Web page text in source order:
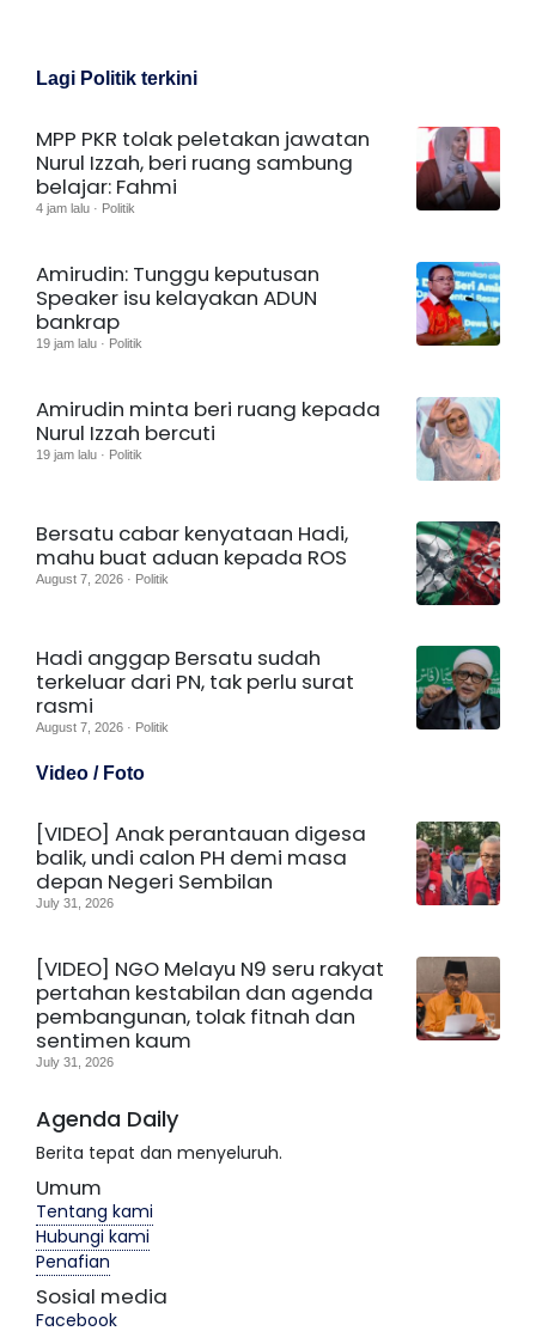
Lagi Politik terkini
MPP PKR tolak peletakan jawatan
Nurul Izzah, beri ruang sambung
belajar: Fahmi
4 jam lalu · Politik
Amirudin: Tunggu keputusan
Speaker isu kelayakan ADUN
bankrap
19 jam lalu · Politik
Amirudin minta beri ruang kepada
Nurul Izzah bercuti
19 jam lalu · Politik
Bersatu cabar kenyataan Hadi,
mahu buat aduan kepada ROS
August 7, 2026 · Politik
Hadi anggap Bersatu sudah
terkeluar dari PN, tak perlu surat
rasmi
August 7, 2026 · Politik
Video / Foto
[VIDEO] Anak perantauan digesa
balik, undi calon PH demi masa
depan Negeri Sembilan
July 31, 2026
[VIDEO] NGO Melayu N9 seru rakyat
pertahan kestabilan dan agenda
pembangunan, tolak fitnah dan
sentimen kaum
July 31, 2026
Agenda Daily
Berita tepat dan menyeluruh.
Umum
Tentang kami
Hubungi kami
Penafian
Sosial media
Facebook